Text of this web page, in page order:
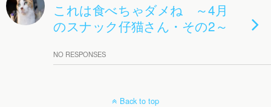
これは食べちゃダメね ～4月
のスナック仔猫さん・その2～
NO RESPONSES
Back to top